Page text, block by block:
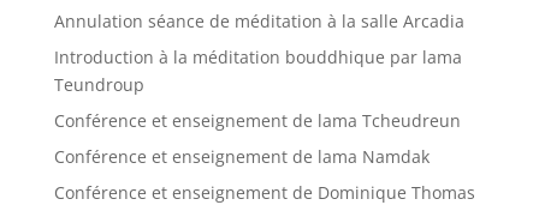
Annulation séance de méditation à la salle Arcadia
Introduction à la méditation bouddhique par lama
Teundroup
Conférence et enseignement de lama Tcheudreun
Conférence et enseignement de lama Namdak
Conférence et enseignement de Dominique Thomas